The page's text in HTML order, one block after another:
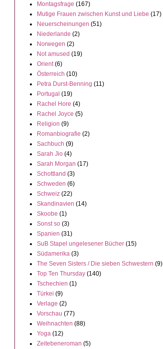
Montagsfrage (167)
Mutige Frauen zwischen Kunst und Liebe (17)
Neuerscheinungen (51)
Niederlande (2)
Norwegen (2)
Not amused (19)
Orient (6)
Österreich (10)
Petra Durst-Benning (11)
Portugal (19)
Rachel Hore (4)
Rachel Joyce (5)
Religion (9)
Romanbiografie (2)
Sachbuch (9)
Sarah Jio (4)
Sarah Morgan (17)
Schottland (3)
Schweden (6)
Schweiz (22)
Skandinavien (14)
Skoobe (1)
Sonst so (3)
Spanien (31)
SuB Stapel ungelesener Bücher (15)
Südamerika (3)
The Seven Sisters / Die sieben Schwestern (9)
Top Ten Thursday (140)
Tschechien (1)
Türkei (9)
Verlage (2)
Vorschau (77)
Weihnachten (88)
Yoga (12)
Zeitebeneroman (5)